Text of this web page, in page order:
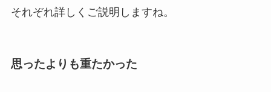
それぞれ詳しくご説明しますね。
思ったよりも重たかった